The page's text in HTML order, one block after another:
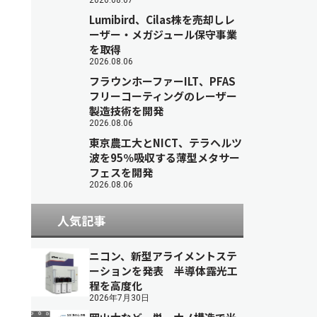
Lumibird、Cilas株を売却しレ
ーザー・メガジュール保守事業
を取得
2026.08.06
フラウンホーファーILT、PFAS
フリーコーティングのレーザー
製造技術を開発
2026.08.06
東京農工大とNICT、テラヘルツ
波を95％吸収する薄型メタサー
フェスを開発
2026.08.06
人気記事
ニコン、新型アライメントステ
ーションを発表 半導体露光工
程を高度化
2026年7月30日